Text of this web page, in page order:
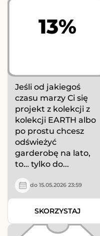
13%
Jeśli od jakiegoś
czasu marzy Ci się
projekt z kolekcji z
kolekcji EARTH albo
po prostu chcesz
odświeżyć
garderobę na lato,
to… tylko do...
do 15.05.2026 23:59
SKORZYSTAJ